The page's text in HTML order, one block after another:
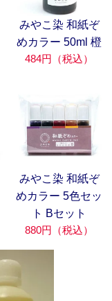
みやこ染 和紙ぞ
めカラー 50ml 橙
484円（税込）
みやこ染 和紙ぞ
めカラー 5色セッ
ト Bセット
880円（税込）